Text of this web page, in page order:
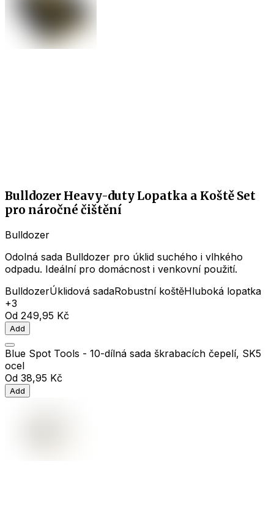
Bulldozer Heavy-duty Lopatka a Koště Set
pro náročné čištění
Bulldozer
Odolná sada Bulldozer pro úklid suchého i vlhkého
odpadu. Ideální pro domácnost i venkovní použití.
BulldozerÚklidová sadaRobustní koštěHluboká lopatka
+3
Od 249,95 Kč
Add
Blue Spot Tools - 10-dílná sada škrabacích čepelí, SK5
ocel
Od 38,95 Kč
Add